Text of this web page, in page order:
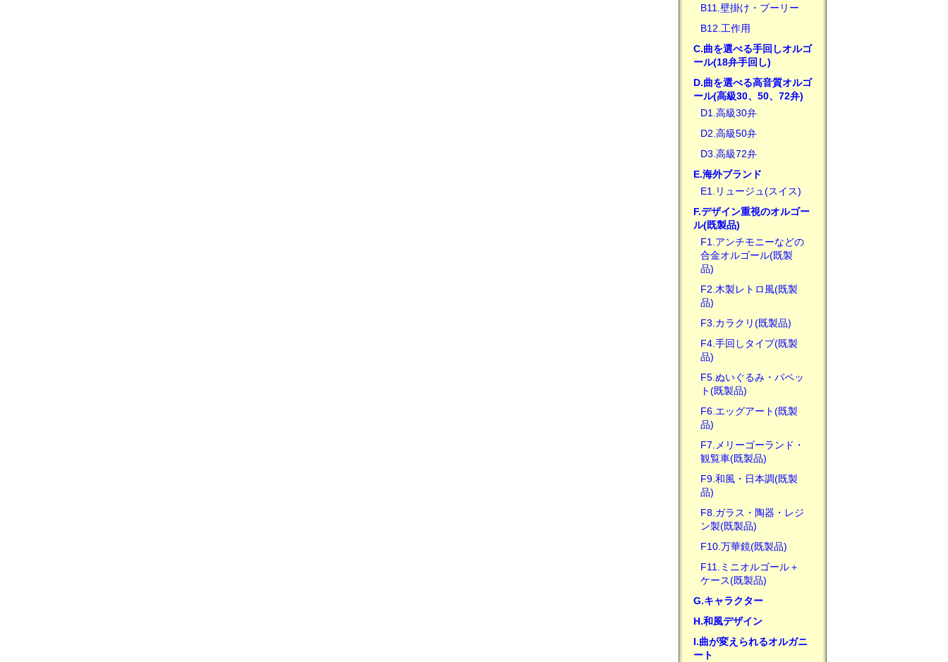
B11.壁掛け・プーリー
B12.工作用
C.曲を選べる手回しオルゴ
ール(18弁手回し)
D.曲を選べる高音質オルゴ
ール(高級30、50、72弁)
D1.高級30弁
D2.高級50弁
D3.高級72弁
E.海外ブランド
E1.リュージュ(スイス)
F.デザイン重視のオルゴー
ル(既製品)
F1.アンチモニーなどの
合金オルゴール(既製
品)
F2.木製レトロ風(既製
品)
F3.カラクリ(既製品)
F4.手回しタイプ(既製
品)
F5.ぬいぐるみ・パペッ
ト(既製品)
F6.エッグアート(既製
品)
F7.メリーゴーランド・
観覧車(既製品)
F9.和風・日本調(既製
品)
F8.ガラス・陶器・レジ
ン製(既製品)
F10.万華鏡(既製品)
F11.ミニオルゴール＋
ケース(既製品)
G.キャラクター
H.和風デザイン
I.曲が変えられるオルガニ
ート